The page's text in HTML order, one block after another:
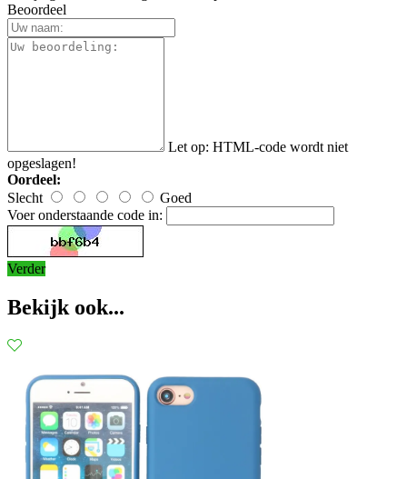
Beoordeel
Let op: HTML-code wordt niet
opgeslagen!
Oordeel:
Slecht
Goed
Voer onderstaande code in:
Verder
Bekijk ook...